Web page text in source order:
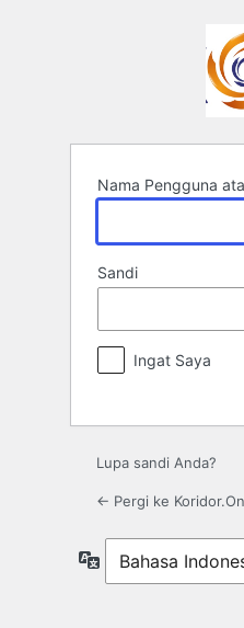
Nama Pengguna
Sandi
Ingat Saya
Lupa sandi Anda?
← Pergi ke
Bahasa